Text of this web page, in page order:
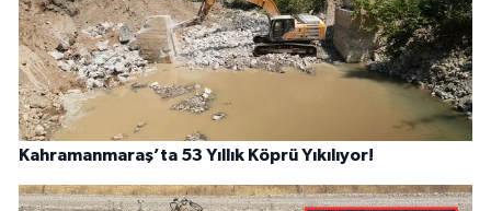
Kahramanmaraş’ta 53 Yıllık Köprü Yıkılıyor!